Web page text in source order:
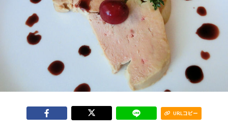
URLコピー